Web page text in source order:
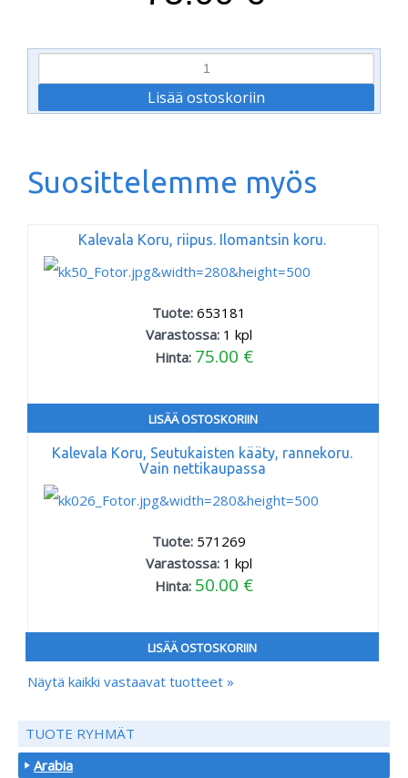
Suosittelemme myös
Kalevala Koru, riipus. Ilomantsin koru.
Tuote: 653181
Varastossa: 1 kpl
Hinta: 75.00 €
LISÄÄ OSTOSKORIIN
Kalevala Koru, Seutukaisten kääty, rannekoru.
Vain nettikaupassa
Tuote: 571269
Varastossa: 1 kpl
Hinta: 50.00 €
LISÄÄ OSTOSKORIIN
Näytä kaikki vastaavat tuotteet »
TUOTE RYHMÄT
Arabia